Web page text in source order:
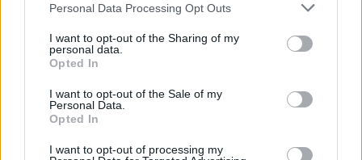
Personal Data Processing Opt Outs
I want to opt-out of the Sharing of my
personal data.
Opted In
I want to opt-out of the Sale of my
Personal Data.
Opted In
I want to opt-out of processing my
1.4.1999 | Karel Stibral
Velmi zajímavá a čtivá je kniha vedoucího katedry biologie na
Harvardu, genetika R.C. Lewontina. Tento přepis rozhlasových
přednášek se zabývá nebezpečími, které přináší neopodstatněná
Sociální ekologie v kostce
Nejprve autor ve své knize Venkov, města, média definuje pojmy,